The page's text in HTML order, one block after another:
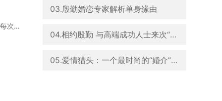
这两天被迫听楼上的夫妻俩吵架，声音实在太大了。听得出来，夫妻二人的性格都比较要强。每次吵架
03.殷勤婚恋专家解析单身缘由
04.相约殷勤 与高端成功人士来次“亲密接触”
05.爱情猎头：一个最时尚的“婚介”新概念